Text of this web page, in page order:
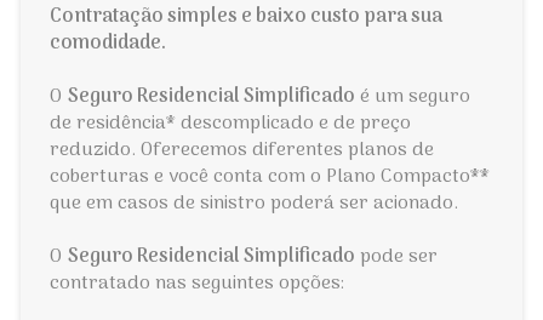
Contratação simples e baixo custo para sua
comodidade.
OSeguro Residencial Simplificadoé um seguro
de residência* descomplicado e de preço
reduzido. Oferecemos diferentes planos de
coberturas e você conta com o Plano Compacto**
que em casos de sinistro poderá ser acionado.
OSeguro Residencial Simplificado pode ser
contratado nas seguintes opções: